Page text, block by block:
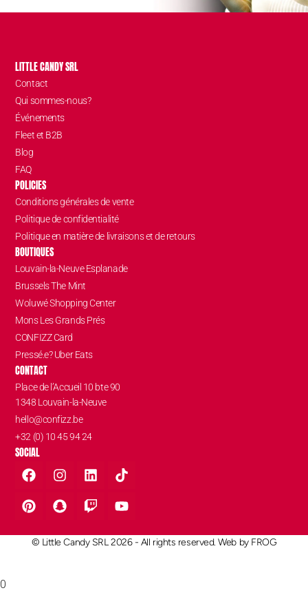
LITTLE CANDY SRL
Contact
Qui sommes-nous?
Événements
Fleet et B2B
Blog
FAQ
POLICIES
Conditions générales de vente
Politique de confidentialité
Politique en matière de livraisons et de retours
BOUTIQUES
Louvain-la-Neuve Esplanade
Brussels The Mint
Woluwé Shopping Center
Mons Les Grands Prés
CONFIZZ Card
Pressé.e? Uber Eats
CONTACT
Place de l’Accueil 10 bte 90
1348 Louvain-la-Neuve
hello@confizz.be
+32 (0) 10 45 94 24
SOCIAL
© Little Candy SRL 2026 - All rights reserved. Web by FROG
0